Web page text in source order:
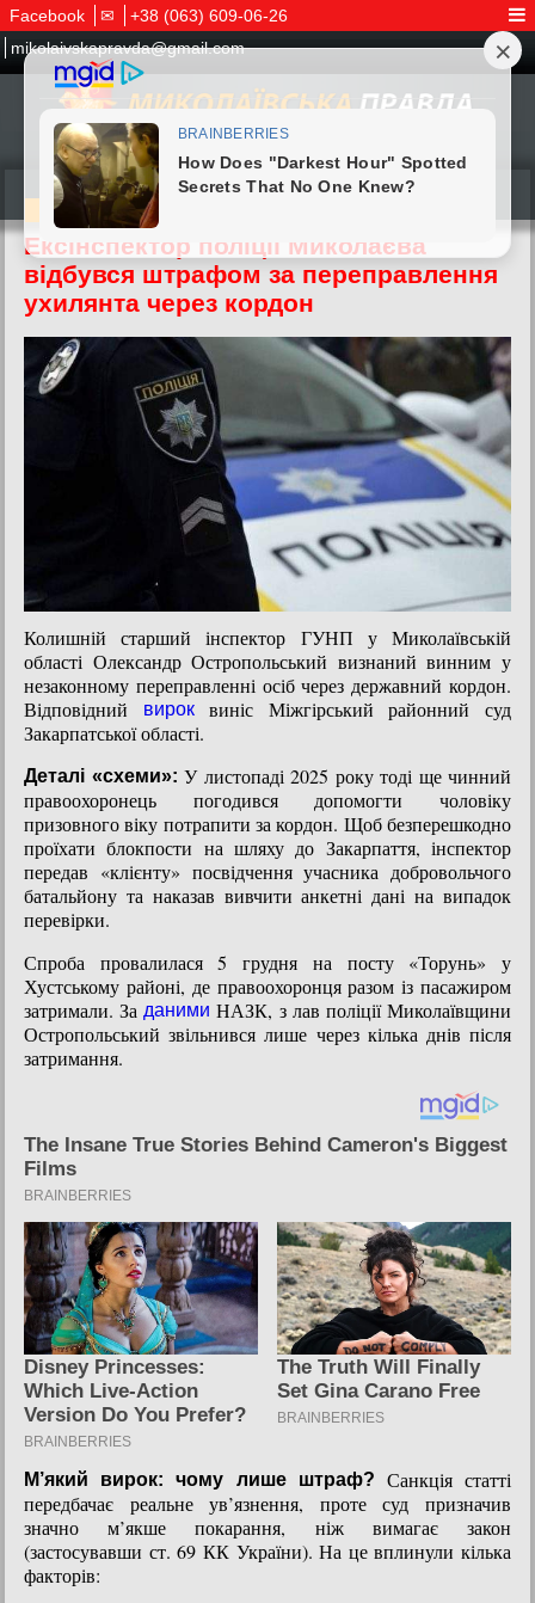
Facebook ✉
+38 (063) 609-06-26
mikolaivskapravda@gmail.com
25.04.2026
Ексінспектор поліції Миколаєва
відбувся штрафом за переправлення
ухилянта через кордон
Колишній старший інспектор ГУНП у Миколаївській
області Олександр Остропольський визнаний винним у
незаконному переправленні осіб через державний кордон.
Відповідний
вироквиніс Міжгірський районний суд
Закарпатської області.
Деталі «схеми»: У листопаді 2025 року тоді ще чинний
правоохоронець погодився допомогти чоловіку
призовного віку потрапити за кордон. Щоб безперешкодно
проїхати блокпости на шляху до Закарпаття, інспектор
передав «клієнту» посвідчення учасника добровольчого
батальйону та наказав вивчити анкетні дані на випадок
перевірки.
Спроба провалилася 5 грудня на посту «Торунь» у
Хустському районі, де правоохоронця разом із пасажиром
затримали. Заданими НАЗК, з лав поліції Миколаївщини
Остропольський звільнився лише через кілька днів після
затримання.
М’який вирок: чому лише штраф?
Санкція статті
передбачає реальне ув’язнення, проте суд призначив
значно м’якше покарання, ніж вимагає закон
(застосувавши ст. 69 КК України). На це вплинули кілька
факторів: